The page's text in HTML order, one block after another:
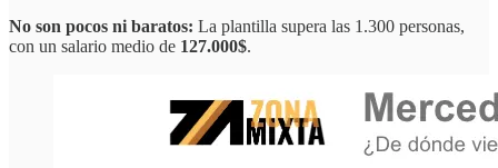
No son pocos ni baratos: La plantilla supera las 1.300 personas,
con un salario medio de 127.000$.